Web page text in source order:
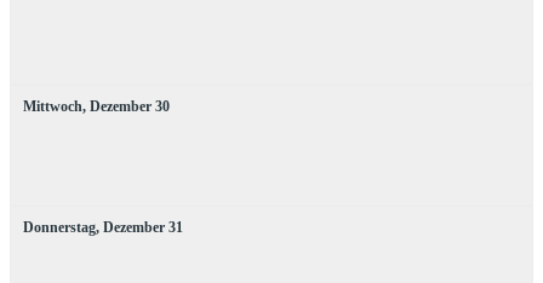
Mittwoch, Dezember 30
Donnerstag, Dezember 31